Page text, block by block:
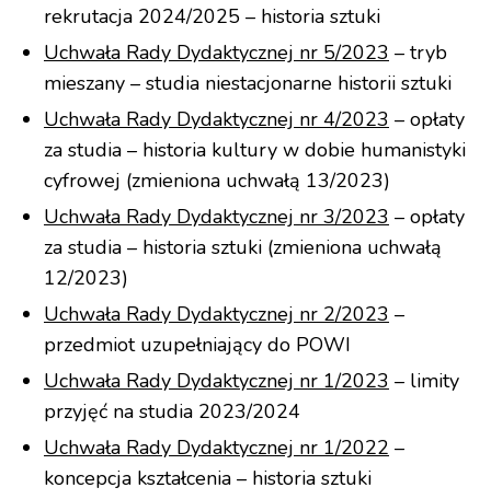
rekrutacja 2024/2025 – historia sztuki
Uchwała Rady Dydaktycznej nr 5/2023 – tryb
mieszany – studia niestacjonarne historii sztuki
Uchwała Rady Dydaktycznej nr 4/2023 – opłaty
za studia – historia kultury w dobie humanistyki
cyfrowej (zmieniona uchwałą 13/2023)
Uchwała Rady Dydaktycznej nr 3/2023 – opłaty
za studia – historia sztuki (zmieniona uchwałą
12/2023)
Uchwała Rady Dydaktycznej nr 2/2023 –
przedmiot uzupełniający do POWI
Uchwała Rady Dydaktycznej nr 1/2023 – limity
przyjęć na studia 2023/2024
Uchwała Rady Dydaktycznej nr 1/2022 –
koncepcja kształcenia – historia sztuki